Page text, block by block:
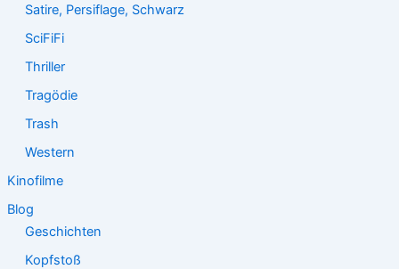
Satire, Persiflage, Schwarz
SciFiFi
Thriller
Tragödie
Trash
Western
Kinofilme
Blog
Geschichten
Kopfstoß